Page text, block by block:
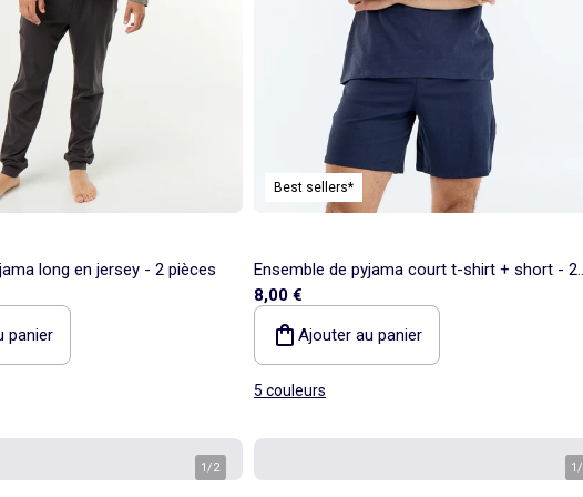
long en jersey - 2 pièces
panier
Best sellers*
Ensemble de pyjama court t-shirt + short - 2
pièces
8,00 €
Ajouter au panier
5 couleurs
1/2 1/